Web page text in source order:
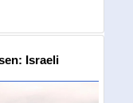
Israeli